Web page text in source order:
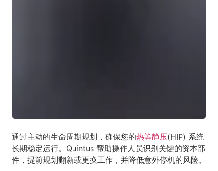
通过主动的生命周期规划，确保您的热等静压(HIP) 系统
长期稳定运行。Quintus 帮助操作人员识别关键的资本部
件，提前规划翻新或更换工作，并降低意外停机的风险。